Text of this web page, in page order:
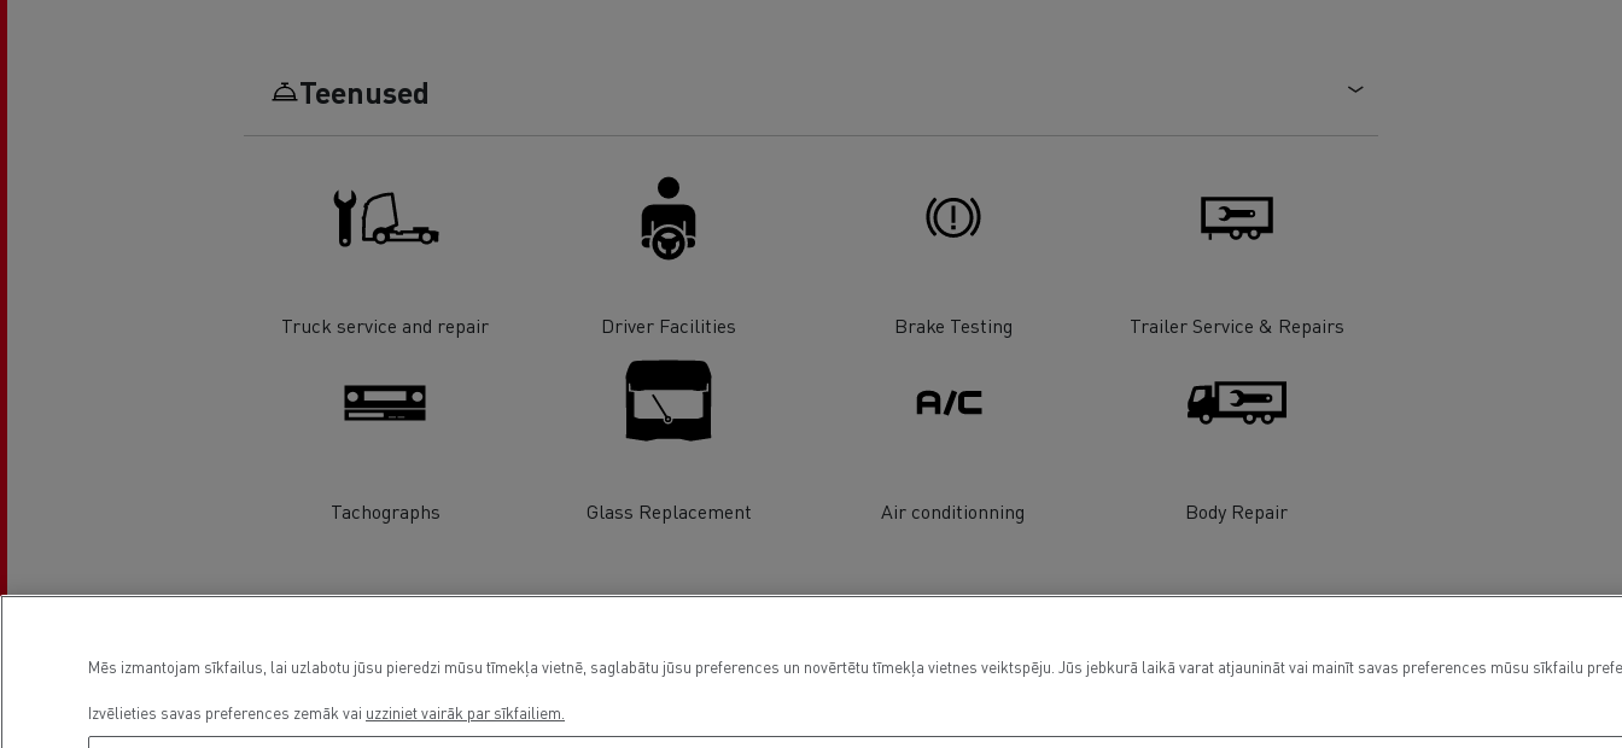
Teenused
Truck service and repair Driver Facilities Brake Testing Trailer Service & Repairs
Tachographs Glass Replacement Air conditionning Body Repair
Mēs izmantojam sīkfailus, lai uzlabotu jūsu pieredzi mūsu tīmekļa vietnē, saglabātu jūsu preferences un novērtētu tīmekļa vietnes veiktspēju. Jūs jebkurā laikā varat atjaunināt vai mainīt savas preferences mūsu sīkfailu
Izvēlieties savas preferences zemāk vai uzziniet vairāk par sīkfailiem.